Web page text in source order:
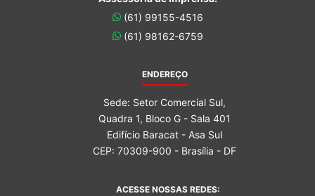
(61) 99155-4516
(61) 98162-6759
ENDEREÇO
Sede: Setor Comercial Sul,
Quadra 1, Bloco G - Sala 401
Edifício Baracat - Asa Sul
CEP: 70309-900 - Brasília - DF
ACESSE NOSSAS REDES: